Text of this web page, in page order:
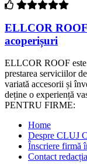
ELLCOR ROOF
acoperișuri
ELLCOR ROOF
prestarea serviciilor
variată accesorii și
deține o experiență
PENTRU FIRME:
Home
Despre CLUJ
Înscriere firmă
Contact